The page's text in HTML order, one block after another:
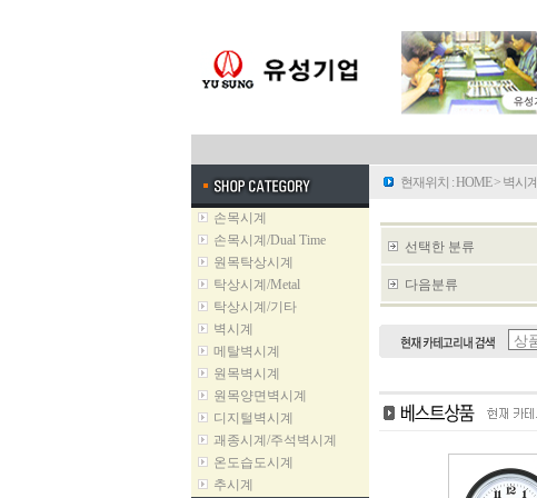
손목시계
손목시계/Dual Time
원목탁상시계
탁상시계/Metal
탁상시계/기타
벽시계
메탈벽시계
원목벽시계
원목양면벽시계
디지털벽시계
괘종시계/주석벽시계
온도습도시계
추시계
현재위치 :HOME > 벽시계
선택한 분류
다음분류